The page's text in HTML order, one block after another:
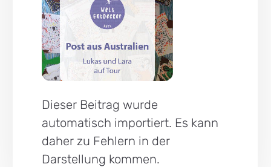
Dieser Beitrag wurde
automatisch importiert. Es kann
daher zu Fehlern in der
Darstellung kommen.